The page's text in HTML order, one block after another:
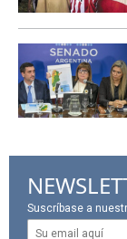
Suscríbase a